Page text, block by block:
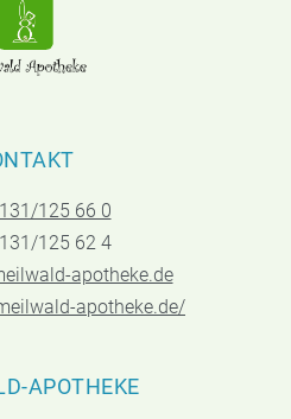
125 66 0
125 62 4
apotheke.de
apotheke.de/
APOTHEKE